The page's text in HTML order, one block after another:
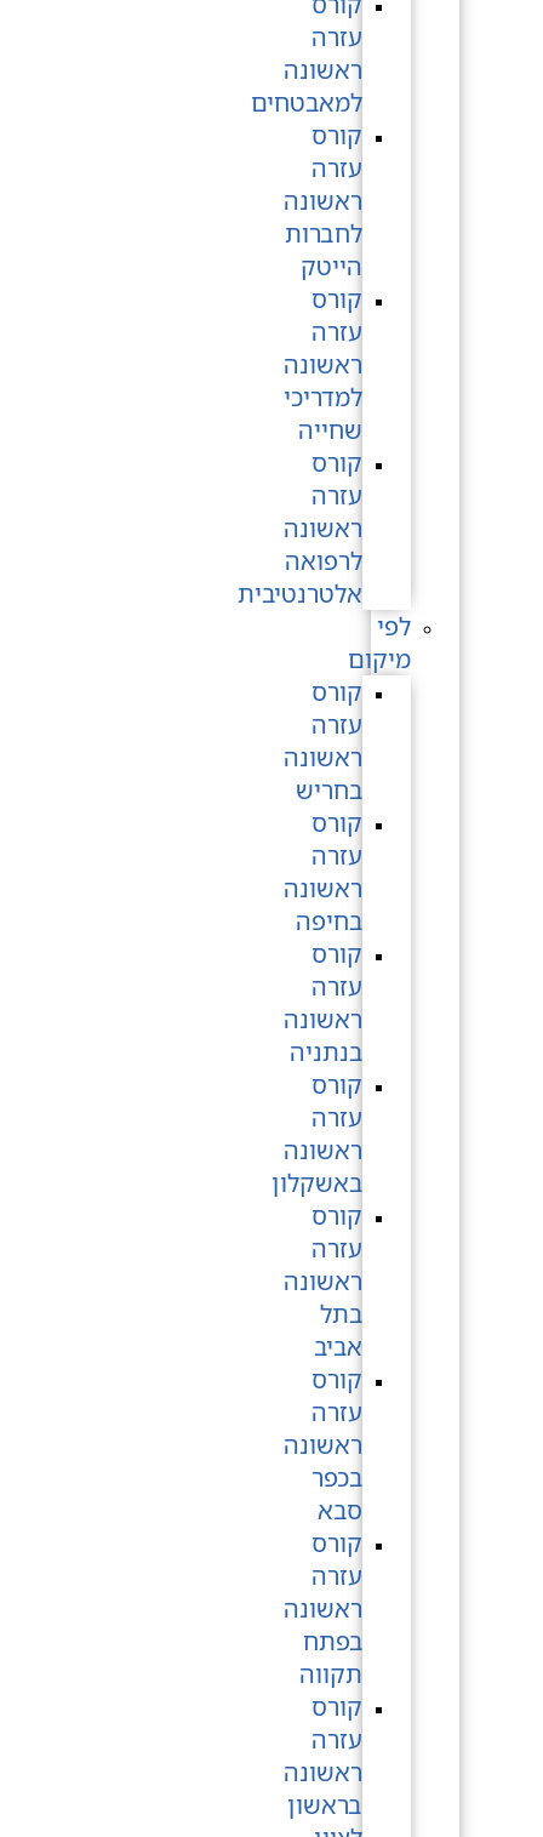
עזרה
ראשונה
למאבטחים
קורס
עזרה
ראשונה
לחברות
הייטק
קורס
עזרה
ראשונה
למדריכי
שחייה
קורס
עזרה
ראשונה
לרפואה
אלטרנטיבית
לפי
מיקום
קורס
עזרה
ראשונה
בחריש
קורס
עזרה
ראשונה
בחיפה
קורס
עזרה
ראשונה
בנתניה
קורס
עזרה
ראשונה
באשקלון
קורס
עזרה
ראשונה
בתל
אביב
קורס
עזרה
ראשונה
בכפר
סבא
קורס
עזרה
ראשונה
בפתח
תקווה
קורס
עזרה
ראשונה
בראשון